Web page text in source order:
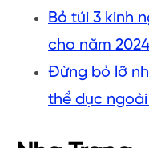
Bỏ túi 3 kinh
cho năm 2024
Đừng bỏ lỡ
thể dục